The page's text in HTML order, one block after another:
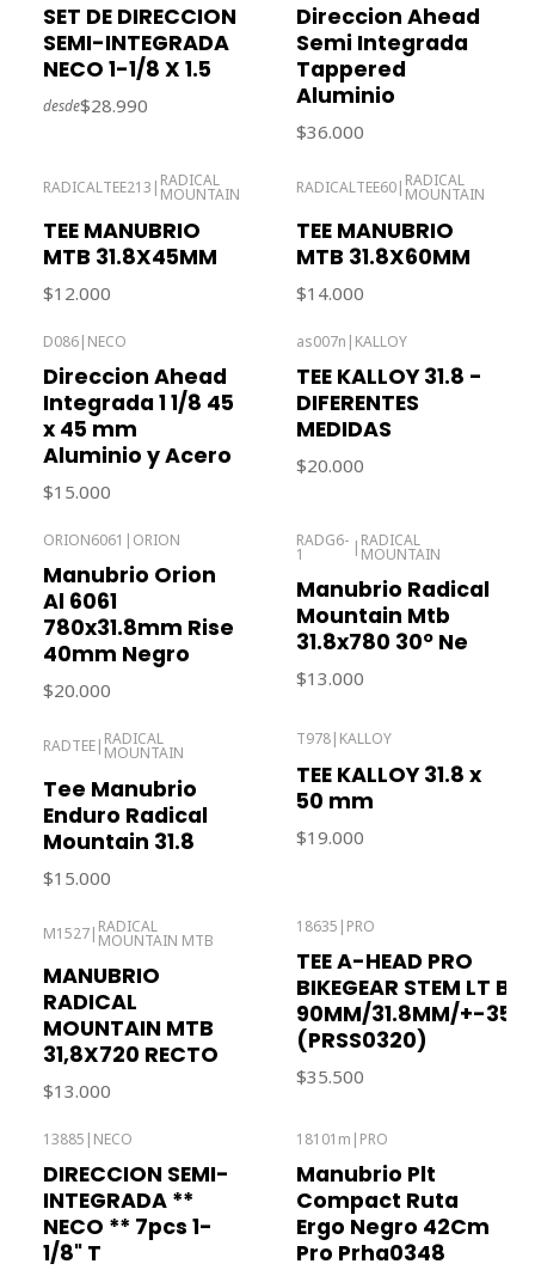
SET DE DIRECCION
SEMI-INTEGRADA
NECO 1-1/8 X 1.5
desde$28.990
Direccion Ahead
Semi Integrada
Tappered
Aluminio
$36.000
RADICALTEE213 | RADICAL
MOUNTAIN
TEE MANUBRIO
MTB 31.8X45MM
$12.000
RADICALTEE60| RADICAL
MOUNTAIN
TEE MANUBRIO
MTB 31.8X60MM
$14.000
D086| NECO
Direccion Ahead
Integrada 1 1/8 45
x 45 mm
Aluminio y Acero
$15.000
as007n | KALLOY
TEE KALLOY 31.8 -
DIFERENTES
MEDIDAS
$20.000
ORION6061 | ORION
Manubrio Orion
Al 6061
780x31.8mm Rise
40mm Negro
$20.000
Agotado
RADG6-
1 | RADICAL
MOUNTAIN
Manubrio Radical
Mountain Mtb
31.8x780 30º Ne
$13.000
RADTEE RADICAL
MOUNTAIN
Tee Manubrio
Enduro Radical
Mountain 31.8
$15.000
T978 KALLOY
TEE KALLOY 31.8 x
50 mm
$19.000
Agotado
M1527| RADICAL
MOUNTAIN MTB
MANUBRIO
RADICAL
MOUNTAIN MTB
31,8X720 RECTO
$13.000
18635 | PRO
TEE A-HEAD PRO
BIKEGEAR STEM LT
90MM/31.8MM/+-
(PRSS0320)
$35.500
13885 | NECO
DIRECCION SEMI-
INTEGRADA **
NECO ** 7pcs 1-
1/8" T
18101m | PRO
Manubrio Plt
Compact Ruta
Ergo Negro 42Cm
Pro Prha0348